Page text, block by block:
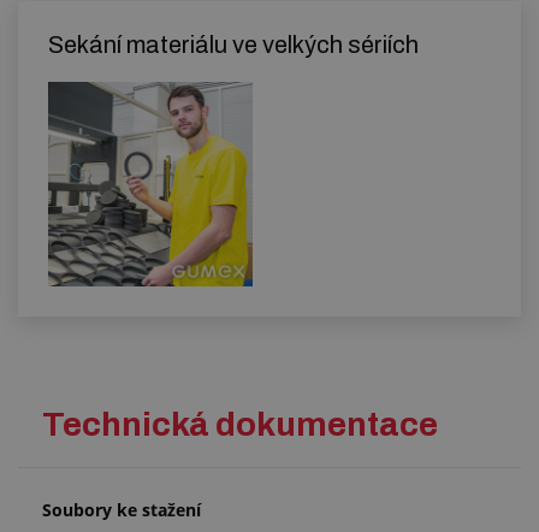
Sekání materiálu ve velkých sériích
Technická dokumentace
Soubory ke stažení